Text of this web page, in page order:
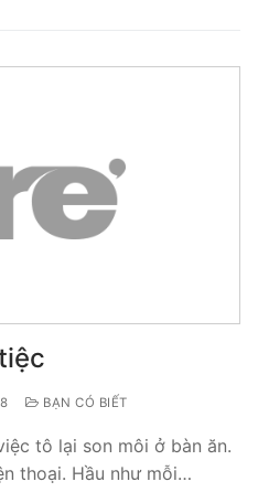
BẠN CÓ BIẾT
tô lại son môi ở bàn ăn.
thoại. Hầu như mỗi…